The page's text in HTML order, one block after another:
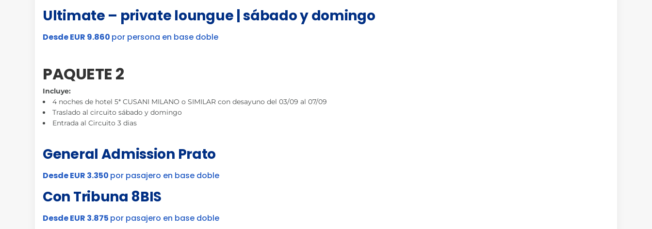
Ultimate – private loungue | sábado y domingo
Desde EUR 9.860 por persona en base doble
PAQUETE 2
Incluye:
4 noches de hotel 5* CUSANI MILANO o SIMILAR con desayuno del 03/09 al 07/09
Traslado al circuito sábado y domingo
Entrada al Circuito 3 dias
General Admission Prato
Desde EUR 3.350 por pasajero en base doble
Con Tribuna 8BIS
Desde EUR 3.875 por pasajero en base doble